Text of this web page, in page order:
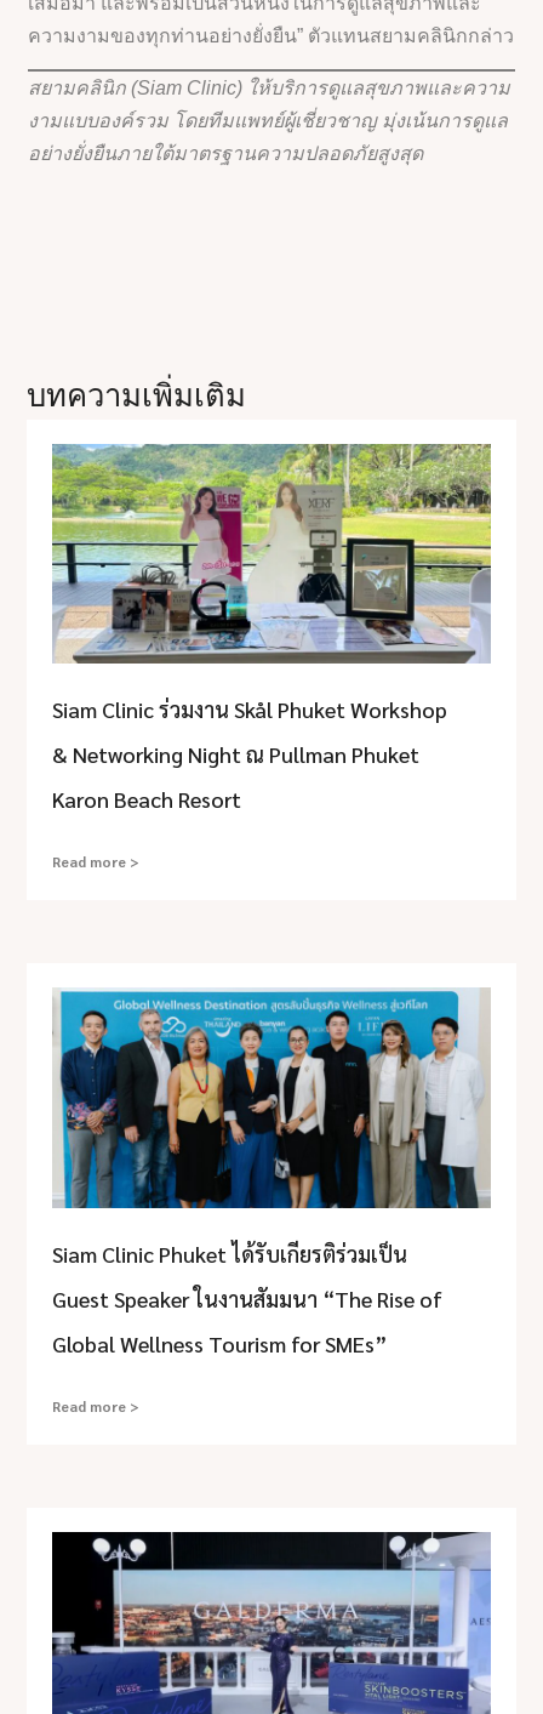
ความงามของทุกท่านอย่างยั่งยืน” ตัวแทนสยามคลินิกกล่าว
สยามคลินิก (Siam Clinic) ให้บริการดูแลสุขภาพและความ
งามแบบองค์รวม โดยทีมแพทย์ผู้เชี่ยวชาญ มุ่งเน้นการดูแล
อย่างยั่งยืนภายใต้มาตรฐานความปลอดภัยสูงสุด
บทความเพิ่มเติม
Siam Clinic ร่วมงาน Skål Phuket Workshop
& Networking Night ณ Pullman Phuket
Karon Beach Resort
Read more >
Siam Clinic Phuket ได้รับเกียรติร่วมเป็น
Guest Speaker ในงานสัมมนา “The Rise of
Global Wellness Tourism for SMEs”
Read more >